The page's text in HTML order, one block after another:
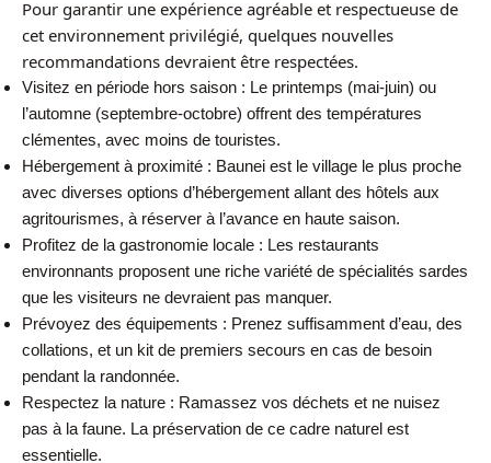
Pour garantir une expérience agréable et respectueuse de
cet environnement privilégié, quelques nouvelles
recommandations devraient être respectées.
Visitez en période hors saison : Le printemps (mai-juin) ou
l’automne (septembre-octobre) offrent des températures
clémentes, avec moins de touristes.
Hébergement à proximité : Baunei est le village le plus proche
avec diverses options d’hébergement allant des hôtels aux
agritourismes, à réserver à l’avance en haute saison.
Profitez de la gastronomie locale : Les restaurants
environnants proposent une riche variété de spécialités sardes
que les visiteurs ne devraient pas manquer.
Prévoyez des équipements : Prenez suffisamment d’eau, des
collations, et un kit de premiers secours en cas de besoin
pendant la randonnée.
Respectez la nature : Ramassez vos déchets et ne nuisez
pas à la faune. La préservation de ce cadre naturel est
essentielle.